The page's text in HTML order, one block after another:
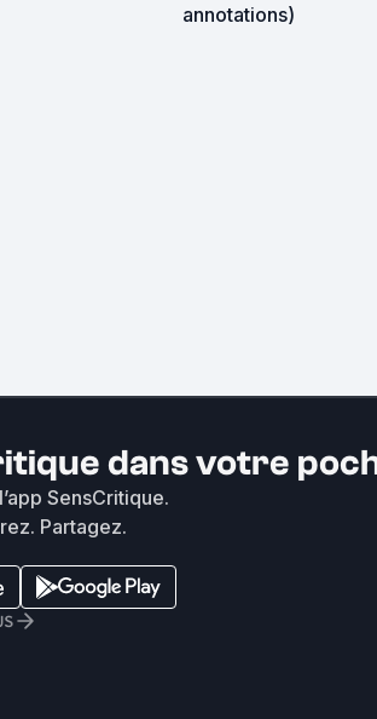
annotations)
dans votre
SensCritique.
Partagez.